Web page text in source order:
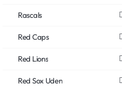
Rascals
Red Caps
Red Lions
Red Sox Uden